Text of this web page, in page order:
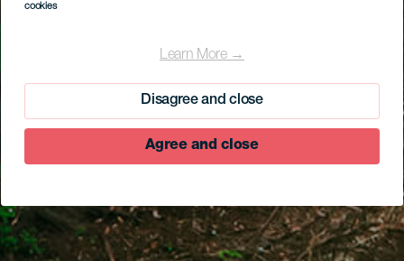
cookies
Learn More →
Disagree and close
Agree and close